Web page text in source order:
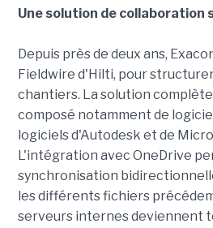
Une solution de collaboration
Depuis près de deux ans,
Fieldwire d'Hilti, pour
chantiers. La solution
composé notamment de
logiciels d'Autodesk et de
L'intégration avec OneDrive
synchronisation
les différents fichiers
serveurs internes deviennent